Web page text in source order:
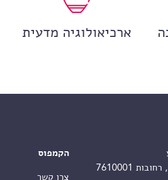
ארכיאולוגיה מדעית
הקמפוס
צרו קשר